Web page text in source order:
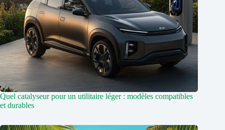
Quel catalyseur pour un utilitaire léger : modèles compatibles
et durables